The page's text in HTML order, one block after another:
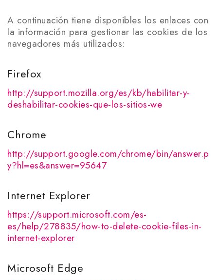
A continuación tiene disponibles los enlaces con
la información para gestionar las cookies de los
navegadores más utilizados:
Firefox
http://support.mozilla.org/es/kb/habilitar-y-
deshabilitar-cookies-que-los-sitios-we
Chrome
http://support.google.com/chrome/bin/answer.p
y?hl=es&answer=95647
Internet Explorer
https://support.microsoft.com/es-
es/help/278835/how-to-delete-cookie-files-in-
internet-explorer
Microsoft Edge